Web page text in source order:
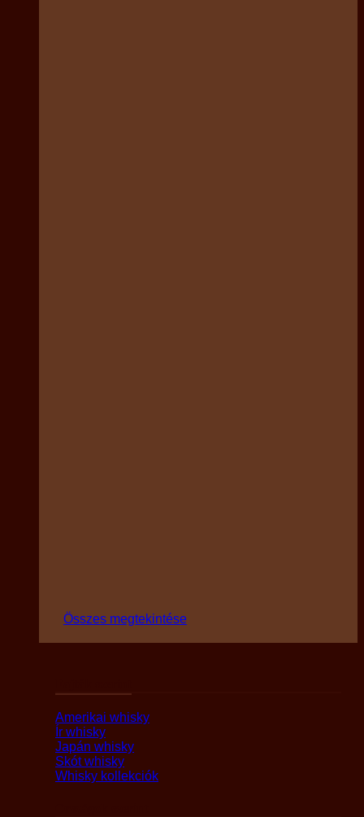
Összes megtekintése
Amerikai whisky
Ír whisky
Japán whisky
Skót whisky
Whisky kollekciók